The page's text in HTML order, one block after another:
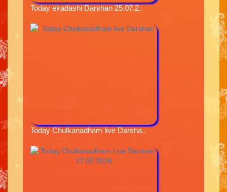
Today ekadashi Darshan 25.07.2..
Today Chulkanadham live Darsha..